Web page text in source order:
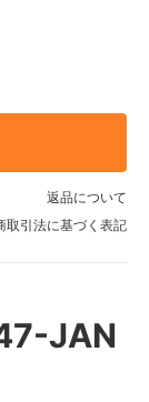
返品について
取引法に基づく表記
JAN